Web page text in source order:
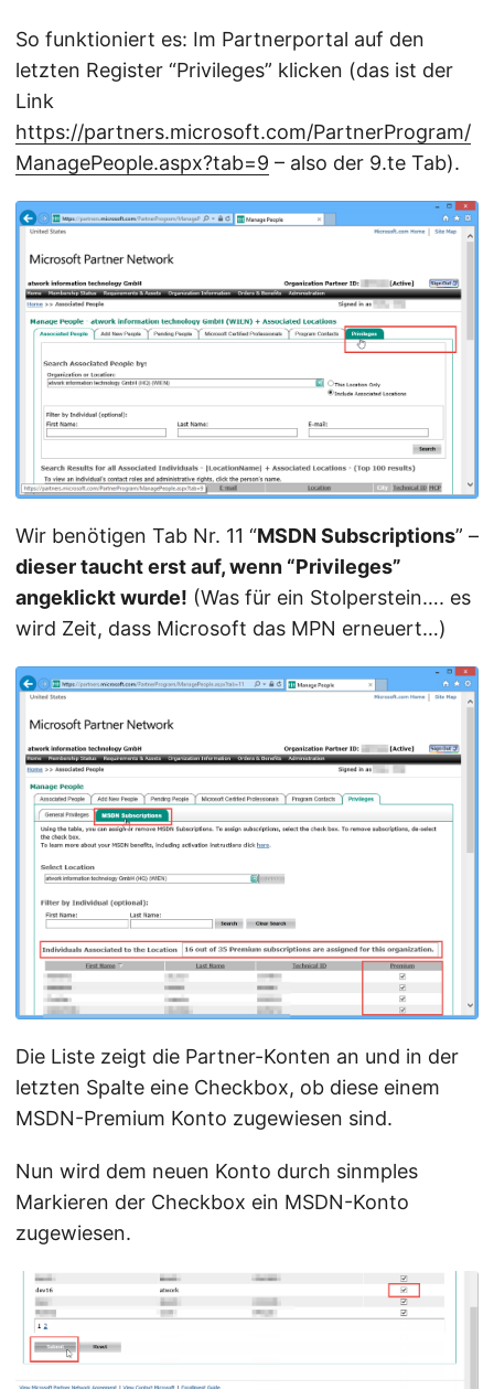
So funktioniert es: Im Partnerportal auf den
letzten Register “Privileges” klicken (das ist der
Link
https://partners.microsoft.com/PartnerProgram/
ManagePeople.aspx?tab=9 – also der 9.te Tab).
Wir benötigen Tab Nr. 11 “MSDN Subscriptions” –
dieser taucht erst auf, wenn “Privileges”
angeklickt wurde! (Was für ein Stolperstein…. es
wird Zeit, dass Microsoft das MPN erneuert…)
Die Liste zeigt die Partner-Konten an und in der
letzten Spalte eine Checkbox, ob diese einem
MSDN-Premium Konto zugewiesen sind.
Nun wird dem neuen Konto durch sinmples
Markieren der Checkbox ein MSDN-Konto
zugewiesen.